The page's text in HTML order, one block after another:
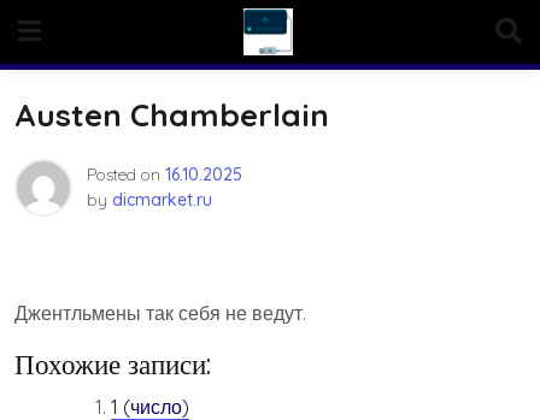
content
Austen Chamberlain
Posted on 16.10.2025
by dicmarket.ru
Джентльмены так себя не ведут.
Похожие записи:
1 (число)